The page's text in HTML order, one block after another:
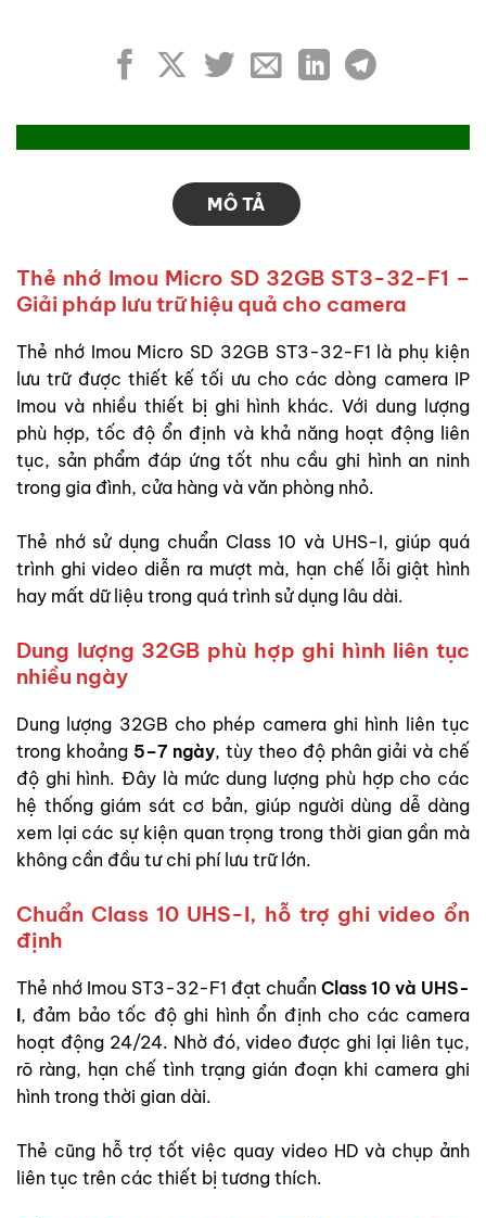
MÔ TẢ
Thẻ nhớ Imou Micro SD 32GB ST3-32-F1 –
Giải pháp lưu trữ hiệu quả cho camera
Thẻ nhớ Imou Micro SD 32GB ST3-32-F1 là phụ kiện
lưu trữ được thiết kế tối ưu cho các dòng camera IP
Imou và nhiều thiết bị ghi hình khác. Với dung lượng
phù hợp, tốc độ ổn định và khả năng hoạt động liên
tục, sản phẩm đáp ứng tốt nhu cầu ghi hình an ninh
trong gia đình, cửa hàng và văn phòng nhỏ.
Thẻ nhớ sử dụng chuẩn Class 10 và UHS-I, giúp quá
trình ghi video diễn ra mượt mà, hạn chế lỗi giật hình
hay mất dữ liệu trong quá trình sử dụng lâu dài.
Dung lượng 32GB phù hợp ghi hình liên tục
nhiều ngày
Dung lượng 32GB cho phép camera ghi hình liên tục
trong khoảng 5–7 ngày, tùy theo độ phân giải và chế
độ ghi hình. Đây là mức dung lượng phù hợp cho các
hệ thống giám sát cơ bản, giúp người dùng dễ dàng
xem lại các sự kiện quan trọng trong thời gian gần mà
không cần đầu tư chi phí lưu trữ lớn.
Chuẩn Class 10 UHS-I, hỗ trợ ghi video ổn
định
Thẻ nhớ Imou ST3-32-F1 đạt chuẩn Class 10 và UHS-
I, đảm bảo tốc độ ghi hình ổn định cho các camera
hoạt động 24/24. Nhờ đó, video được ghi lại liên tục,
rõ ràng, hạn chế tình trạng gián đoạn khi camera ghi
hình trong thời gian dài.
Thẻ cũng hỗ trợ tốt việc quay video HD và chụp ảnh
liên tục trên các thiết bị tương thích.